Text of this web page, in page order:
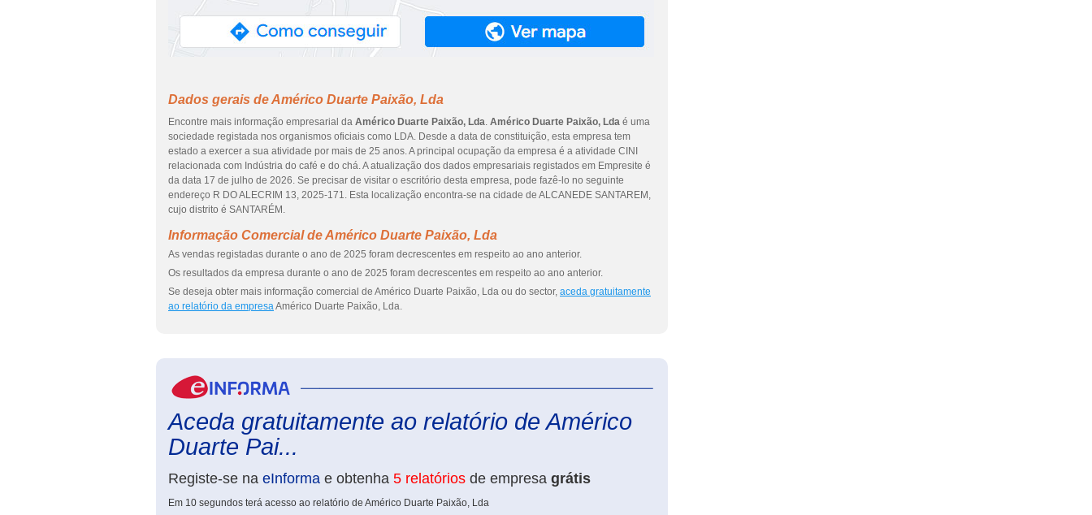
Dados gerais de Américo Duarte Paixão, Lda
Encontre mais informação empresarial da Américo Duarte Paixão, Lda. Américo Duarte Paixão, Lda é uma
sociedade registada nos organismos oficiais como LDA. Desde a data de constituição, esta empresa tem
estado a exercer a sua atividade por mais de 25 anos. A principal ocupação da empresa é a atividade CINI
relacionada com Indústria do café e do chá. A atualização dos dados empresariais registados em Empresite é
da data 17 de julho de 2026. Se precisar de visitar o escritório desta empresa, pode fazê-lo no seguinte
endereço R DO ALECRIM 13, 2025-171. Esta localização encontra-se na cidade de ALCANEDE SANTAREM,
cujo distrito é SANTARÉM.
Informação Comercial de Américo Duarte Paixão, Lda
As vendas registadas durante o ano de 2025 foram decrescentes em respeito ao ano anterior.
Os resultados da empresa durante o ano de 2025 foram decrescentes em respeito ao ano anterior.
Se deseja obter mais informação comercial de Américo Duarte Paixão, Lda ou do sector, aceda gratuitamente
ao relatório da empresaAmérico Duarte Paixão, Lda.
Aceda gratuitamente ao relatório de Américo
Duarte Pai...
Registe-se na eInforma e obtenha 5 relatórios de empresa grátis
Em 10 segundos terá acesso ao relatório de Américo Duarte Paixão, Lda